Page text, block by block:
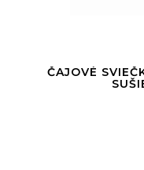
ČAJOVÉ